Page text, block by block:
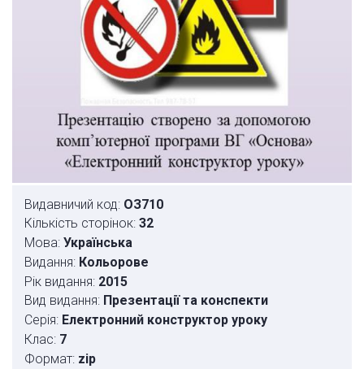
Видавничий код: ОЗ710
Кількість сторінок: 32
Мова: Українська
Видання: Кольорове
Рік видання: 2015
Вид видання: Презентації та конспекти
Серія: Електронний конструктор уроку
Клас: 7
Формат: zip